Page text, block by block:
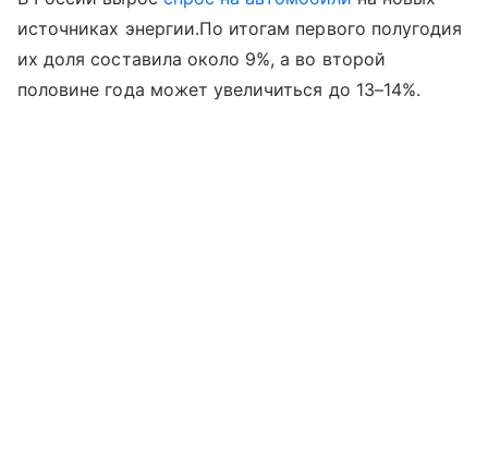
источниках энергии.По итогам первого полугодия
их доля составила около 9%, а во второй
половине года может увеличиться до 13–14%.